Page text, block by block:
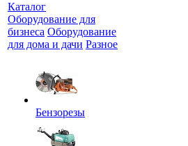
Каталог
Оборудование для
бизнеса Оборудование
для дома и дачи Разное
Бензорезы